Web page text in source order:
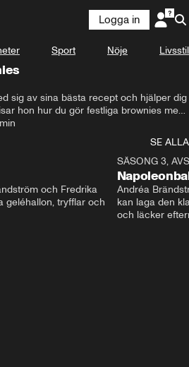
Logga in
Sport Nöje Livsstil
sig av sina bästa recept och hjälper dig
hon hur du gör festliga brownies med
maränger.
SE ALLA
och Fredrika
geléhallon, tryfflar och
SÄSONG 3,
Andréa
kan laga den
och läcker